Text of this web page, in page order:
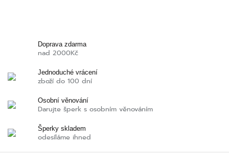
Doprava zdarma
nad 2000Kč
Jednoduché vrácení
zboží do 100 dní
Osobní věnování
Darujte šperk s osobním věnováním
Šperky skladem
odesíláme ihned